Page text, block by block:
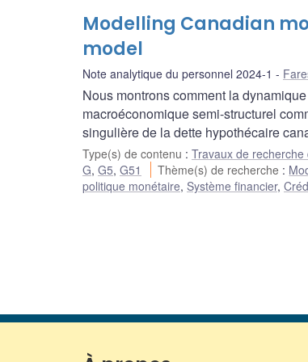
Modelling Canadian
model
Note analytique du personnel 2024-1
Nous montrons comment la
macroéconomique semi-structurel
singulière de la dette hypothécaire
Type(s) de contenu : Travaux de recherche
G, G5, G51 Thème(s) de recherche :
politique monétaire, Système financier,